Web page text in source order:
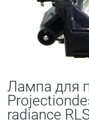
Лампа для
radiance